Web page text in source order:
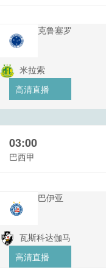
克鲁塞罗
米拉索
高清直播
03:00
巴西甲
巴伊亚
瓦斯科达伽马
高清直播